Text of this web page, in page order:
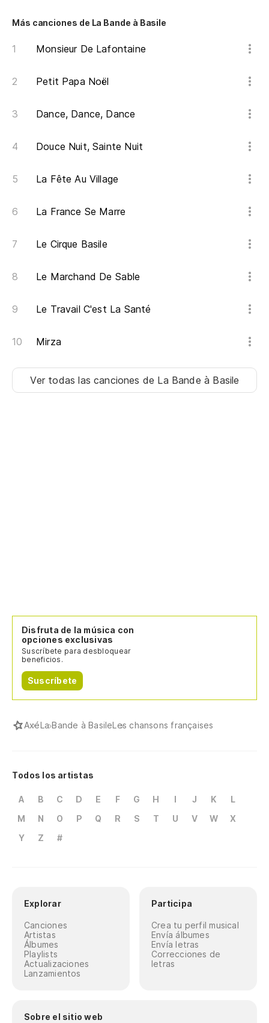
Más canciones de La Bande à Basile
Monsieur De Lafontaine
Petit Papa Noël
Dance, Dance, Dance
Douce Nuit, Sainte Nuit
La Fête Au Village
La France Se Marre
Le Cirque Basile
Le Marchand De Sable
Le Travail C'est La Santé
Mirza
Ver todas las canciones de La Bande à Basile
Disfruta de la música con
opciones exclusivas
Suscríbete para desbloquear
beneficios.
Suscríbete
AxéLa Bande à BasileLes chansons françaises
Todos los artistas
A B C D E F G H I J K
L
M
N O P Q R S T U V W
X
Y
Z #
Explorar
Canciones
Artistas
Álbumes
Playlists
Actualizaciones
Lanzamientos
Participa
Crea tu perfil musical
Envía álbumes
Envía letras
Correcciones de
letras
Sobre el sitio web